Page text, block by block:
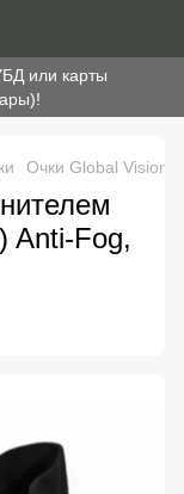
или карты
Очки Global Vision
Anti-Fog,